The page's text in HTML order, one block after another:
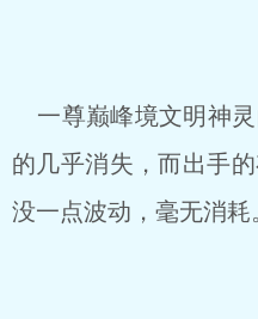
一尊巅峰境文明神
的几乎消失，而出手
没一点波动，毫无消耗